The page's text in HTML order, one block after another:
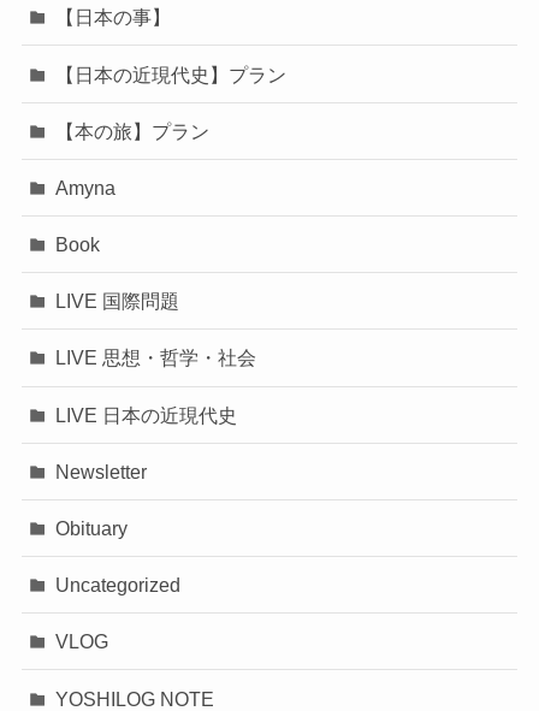
【日本の事】
【日本の近現代史】プラン
【本の旅】プラン
Amyna
Book
LIVE 国際問題
LIVE 思想・哲学・社会
LIVE 日本の近現代史
Newsletter
Obituary
Uncategorized
VLOG
YOSHILOG NOTE